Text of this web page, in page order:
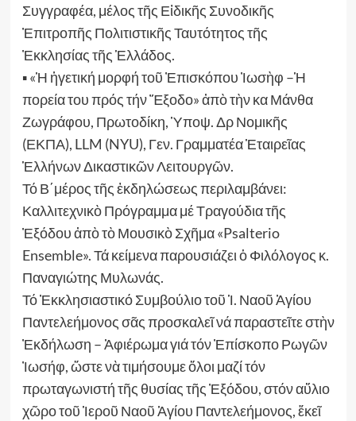
Συγγραφέα, μέλος τῆς Εἰδικῆς Συνοδικῆς
Ἐπιτροπῆς Πολιτιστικῆς Ταυτότητος τῆς
Ἐκκλησίας τῆς Ἑλλάδος.
▪ «Ἡ ἡγετική μορφή τοῦ Ἐπισκόπου Ἰωσὴφ –Ἡ
πορεία του πρός τήν Ἔξοδο» ἀπὸ τὴν κα Μάνθα
Ζωγράφου, Πρωτοδίκη, Ὑποψ. Δρ Νομικῆς
(ΕΚΠΑ), LLM (NYU), Γεν. Γραμματέα Ἑταιρεῖας
Ἑλλήνων Δικαστικῶν Λειτουργῶν.
Τό Β΄μέρος τῆς ἐκδηλώσεως περιλαμβάνει:
Καλλιτεχνικὸ Πρόγραμμα μέ Τραγούδια τῆς
Ἐξόδου ἀπὸ τὸ Μουσικὸ Σχῆμα «Psalterio
Ensemble». Τά κείμενα παρουσιάζει ὁ Φιλόλογος κ.
Παναγιώτης Μυλωνάς.
Τό Ἐκκλησιαστικό Συμβούλιο τοῦ Ἱ. Ναοῦ Ἁγίου
Παντελεήμονος σᾶς προσκαλεῖ νά παραστεῖτε στὴν
Ἐκδήλωση – Ἀφιέρωμα γιά τόν Ἐπίσκοπο Ρωγῶν
Ἰωσήφ, ὥστε νὰ τιμήσουμε ὅλοι μαζί τόν
πρωταγωνιστή τῆς θυσίας τῆς Ἐξόδου, στόν αὔλιο
χῶρο τοῦ Ἱεροῦ Ναοῦ Ἁγίου Παντελεήμονος, ἔκεῖ